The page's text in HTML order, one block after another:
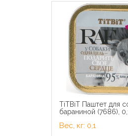
TiTBiT Паштет для
бараниной (7686),
Вес, кг: 0,1